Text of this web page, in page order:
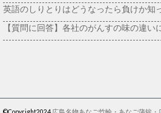
英語のしりとりはどうなったら負けか知
【質問に回答】各社のがんすの味の違い